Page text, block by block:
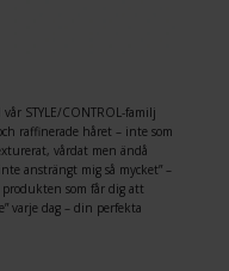
STYLE/CONTROL-familj
raffinerade håret – inte som
vårdat men ändå
ansträngt mig så mycket” –
som får dig att
varje dag – din perfekta